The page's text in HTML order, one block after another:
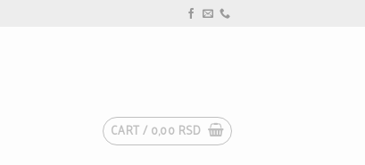
CART / 0,00 RSD